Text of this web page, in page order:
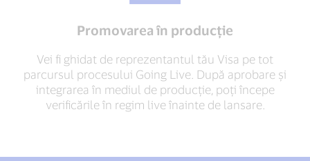
Promovarea în producție
Vei fi ghidat de reprezentantul tău Visa pe tot
parcursul procesului Going Live. După aprobare și
integrarea în mediul de producție, poți începe
verificările în regim live înainte de lansare.